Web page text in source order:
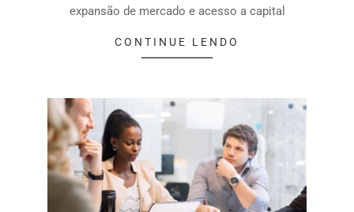
expansão de mercado e acesso a capital
CONTINUE LENDO